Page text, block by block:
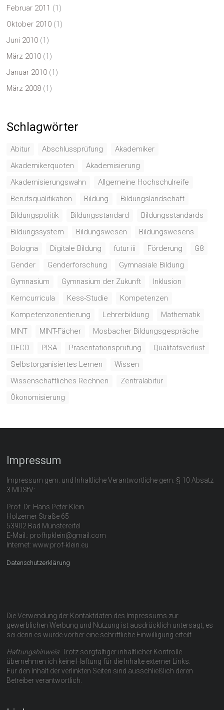
Februar 2011 (1)
Oktober 2010 (1)
Juni 2010 (1)
März 2010 (1)
Januar 2010 (1)
März 2008 (1)
Schlagwörter
Abitur Abschlussprüfung
Akademiker
Akademikerquoten
Akademisierung
Akademisierungswahn
Allgemeine Hochschulreife
Berufsqualifikation
Bildung
Bildungslandschaft
Bildungspolitik
Bildungsstandard
Bildungsstandards
Bildungssystem
Bildungswesen
Bildungswesens
Bologna
Digitale Bildung futur iii Förderung
G8
Gender
Genderforschung
Gymnasiale Bildung
Gymnasium
Gymnasium der Zukunft
Inklusion
Kerncurricula
Kess-Studie
Kompetenzen
Kompetenzorientierung
Lehrerbildung
Mathematik
MINT
MINT-Fächer
Mosbacher Bildungsgespräche
OECD
PISA Präsentationsprüfung
Qualitätsverlust
Selbstorganisiertes Lernen
Wissen
Wissenschaftliches Rechnen
Zentralabitur
Ökonomisierung
Impressum
Impressum gem. und Inhaltliche Verantwortliche gem. § 10 Absatz
3 MDStV:
Prof. Dr. Hans Peter Klein
Holzemer Straße 65
53902 Bad Münstereifel
E-Mail.: profhpklein@gmail.com
Internet: www.prof-klein.eu
Datenschutzerklärung
Die Verwendung der Kontaktdaten des Impressums zur
gewerblichen Werbung und Nutzung ist ausdrücklich untersagt, es
sei denn es wurde vorher eine schriftliche Einwilligung erteilt.
Haftungshinweis: Trotz sorgfältiger inhaltlicher Kontrolle
übernehmen ich keine Haftung für die Inhalte externer Links.
Für den Inhalt der verlinkten Seiten sind ausschließlich deren
Betreiber verantwortlich.